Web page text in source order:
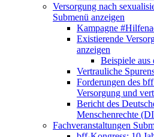
Versorgung nach
Submenü anzeigen
Kampagne
Existierende
anzeigen
Beispiele aus
Vertrauliche
Forderungen des
Versorgung und
Bericht des
Menschenrechte
Fachveranstaltungen